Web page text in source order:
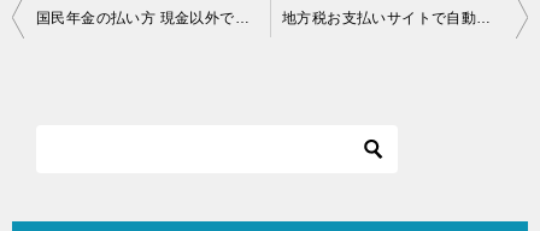
投
国民年金の払い方 現金以外でお得度ナンバー１はコンビニ払い？クレカ納付、paypay決済 地方税お支払いサイトで自動車税を納付・・・２か月後に(汗)